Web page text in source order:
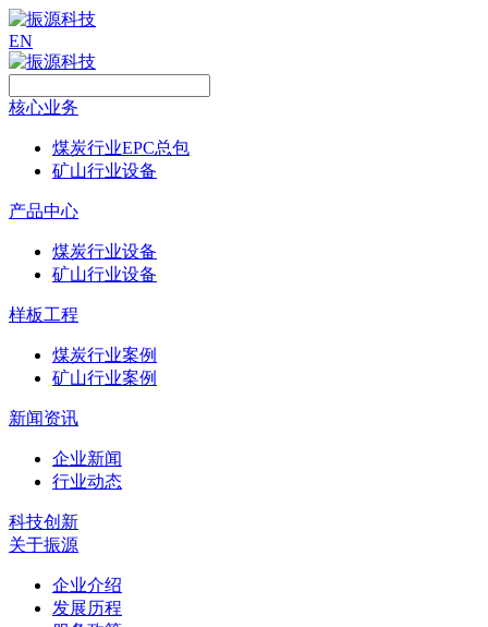
EN
核心业务
煤炭行业EPC总包
矿山行业设备
产品中心
煤炭行业设备
矿山行业设备
样板工程
煤炭行业案例
矿山行业案例
新闻资讯
企业新闻
行业动态
科技创新
关于振源
企业介绍
发展历程